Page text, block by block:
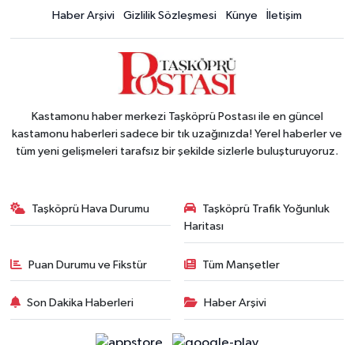
Haber Arşivi Gizlilik Sözleşmesi Künye İletişim
Kastamonu haber merkezi Taşköprü Postası ile en güncel
kastamonu haberleri sadece bir tık uzağınızda! Yerel haberler ve
tüm yeni gelişmeleri tarafsız bir şekilde sizlerle buluşturuyoruz.
Taşköprü Hava Durumu
Taşköprü Trafik Yoğunluk
Haritası
Puan Durumu ve Fikstür Tüm Manşetler
Son Dakika Haberleri Haber Arşivi